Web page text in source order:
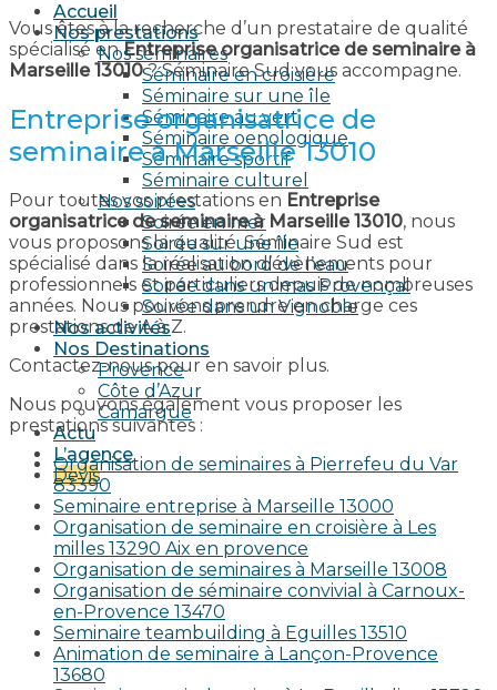
Accueil
Nos prestations
Nos séminaires
Séminaire en croisière
Séminaire sur une île
Séminaire au vert
Séminaire oenologique
Séminaire sportif
Séminaire culturel
Nos soirées
Soirée en mer
Soirée sur une île
Soirée au bord de l’eau
Soirée dans un mas Provençal
Soirée dans un Vignoble
Nos activités
Nos Destinations
Provence
Côte d’Azur
Camargue
Actu
L’agence
Devis
Vous êtes à la recherche d’un prestataire de qualité
spécialisé enEntreprise organisatrice de seminaire à
Marseille 13010? Séminaire Sud vous accompagne.
Entreprise organisatrice de
seminaire à Marseille 13010
Pour toutes vos prestations en Entreprise
organisatrice de seminaire à Marseille 13010, nous
vous proposons la qualité. Séminaire Sud est
spécialisé dans la réalisation d’évènements pour
professionnels et particuliers depuis de nombreuses
années. Nous pouvons prendre en charge ces
prestations de A à Z.
Contactez-nous pour en savoir plus.
Nous pouvons également vous proposer les
prestations suivantes :
Organisation de seminaires à Pierrefeu du Var
83390
Seminaire entreprise à Marseille 13000
Organisation de seminaire en croisière à Les
milles 13290 Aix en provence​
Organisation de seminaires à Marseille 13008
Organisation de séminaire convivial à Carnoux-
en-Provence 13470
Seminaire teambuilding à Eguilles 13510
Animation de seminaire à Lançon-Provence
13680